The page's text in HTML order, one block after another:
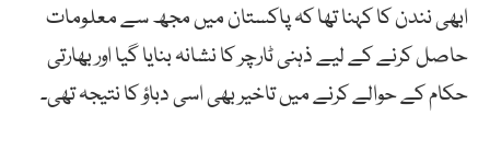
ابھی نندن کا کہنا تھا کہ پاکستان میں مجھ سے معلومات
حاصل کرنے کے لیے ذہنی ٹارچر کا نشانہ بنایا گیا اور بھارتی
حکام کے حوالے کرنے میں تاخیر بھی اسی دباؤ کا نتیجہ تھی۔